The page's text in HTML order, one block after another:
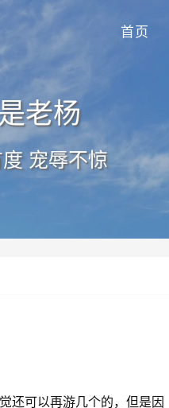
首页
老杨
宠辱不惊
还可以再游几个的，但是因